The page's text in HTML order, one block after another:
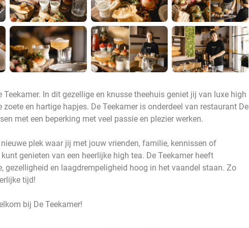
Teekamer. In dit gezellige en knusse theehuis geniet jij van luxe high
zoete en hartige hapjes. De Teekamer is onderdeel van restaurant De
met een beperking met veel passie en plezier werken.
nieuwe plek waar jij met jouw vrienden, familie, kennissen of
genieten van een heerlijke high tea. De Teekamer heeft
gezelligheid en laagdrempeligheid hoog in het vaandel staan. Zo
tijd!
bij De Teekamer!